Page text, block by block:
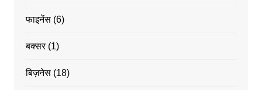
फाइनेंस(6)
बक्सर(1)
बिज़नेस(18)